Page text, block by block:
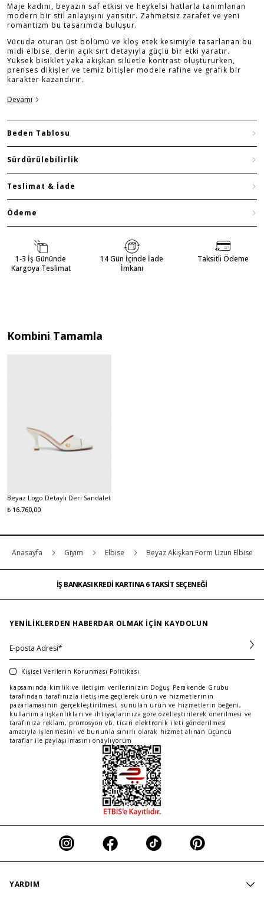
Maje kadını, beyazın saf etkisi ve heykelsi hatlarla tanımlanan
modern bir stil anlayışını yansıtır. Zahmetsiz zarafet ve yeni
romantizm bu tasarımda buluşur.
Vücuda oturan üst bölümü ve kloş etek kesimiyle tasarlanan bu
midi elbise, derin açık sırt detayıyla güçlü bir etki yaratır.
Yüksek bisiklet yaka akışkan silüetle kontrast oluştururken,
prenses dikişler ve temiz bitişler modele rafine ve grafik bir
karakter kazandırır.
Devamı
Beden Tablosu
Sürdürülebilirlik
Teslimat & İade
Ödeme
1-3 İş Gününde
Kargoya Teslimat
14 Gün İçinde İade
İmkanı
Taksitli Ödeme
Kombini Tamamla
Beyaz Logo Detaylı Deri Sandalet
₺ 16.760,00
Anasayfa Gi̇yi̇m Elbise Beyaz Akışkan Form Uzun Elbise
İŞ BANKASI KREDİ KARTINA 6 TAKSİT SEÇENEĞİ
İŞ BANKASI KREDİ KARTINA 6 TAKSİT SEÇENEĞİ
…
YARDIM
YENILIKLERDEN HABERDAR OLMAK IÇIN KAYDOLUN
Kişisel Verilerin Korunması Politikası
kapsamında kimlik ve iletişim verilerinizin Doğuş Perakende Grubu
tarafından tarafınızla iletişime geçilerek ürün ve hizmetlerinin
pazarlamasının gerçekleştirilmesi, sunulan ürün ve hizmetlerin beğeni,
kullanım alışkanlıkları ve ihtiyaçlarınıza göre özelleştirilerek önerilmesi ve
tarafınıza reklam, promosyon vb. ticari elektronik ileti gönderilmesi
amacıyla işlenmesini ve bununla sınırlı olarak hizmet alınan üçüncü
taraflar ile paylaşılmasını onaylıyorum